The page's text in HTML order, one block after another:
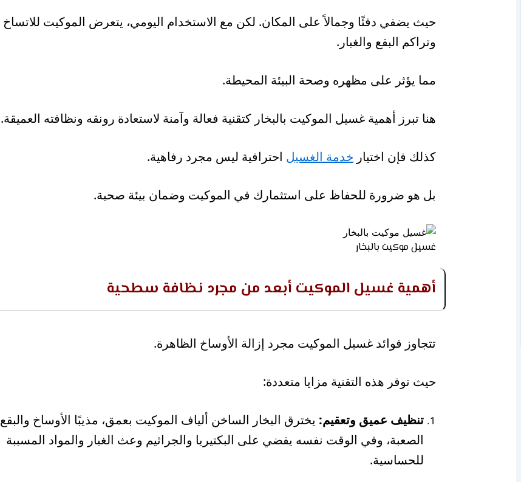
حيث يضفي دفئًا وجمالاً على المكان. لكن مع الاستخدام اليومي، يتعرض الموكيت للاتساخ
وتراكم البقع والغبار.
مما يؤثر على مظهره وصحة البيئة المحيطة.
هنا تبرز أهمية غسيل الموكيت بالبخار كتقنية فعالة وآمنة لاستعادة رونقه ونظافته العميقة.
كذلك فإن اختيار خدمة الغسيل احترافية ليس مجرد رفاهية.
بل هو ضرورة للحفاظ على استثمارك في الموكيت وضمان بيئة صحية.
غسيل موكيت بالبخار
أهمية غسيل الموكيت أبعد من مجرد نظافة سطحية
تتجاوز فوائد غسيل الموكيت مجرد إزالة الأوساخ الظاهرة.
حيث توفر هذه التقنية مزايا متعددة:
تنظيف عميق وتعقيم: يخترق البخار الساخن ألياف الموكيت بعمق، مذيبًا الأوساخ والبقع
الصعبة، وفي الوقت نفسه يقضي على البكتيريا والجراثيم وعث الغبار والمواد المسببة
للحساسية.